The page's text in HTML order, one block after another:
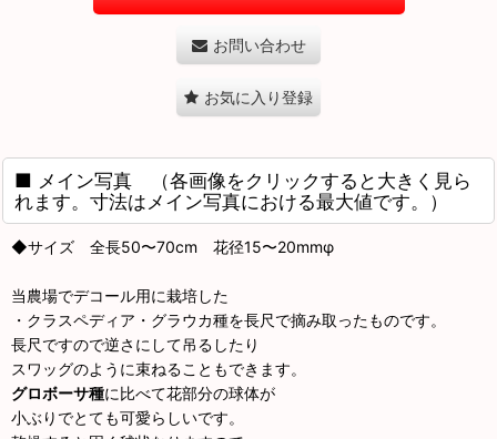
お問い合わせ
お気に入り登録
■ メイン写真 （各画像をクリックすると大きく見ら
れます。寸法はメイン写真における最大値です。）
◆サイズ 全長50〜70cm 花径15〜20mmφ
当農場でデコール用に栽培した
・クラスペディア・グラウカ種を長尺で摘み取ったものです。
長尺ですので逆さにして吊るしたり
スワッグのように束ねることもできます。
グロボーサ種に比べて花部分の球体が
小ぶりでとても可愛らしいです。